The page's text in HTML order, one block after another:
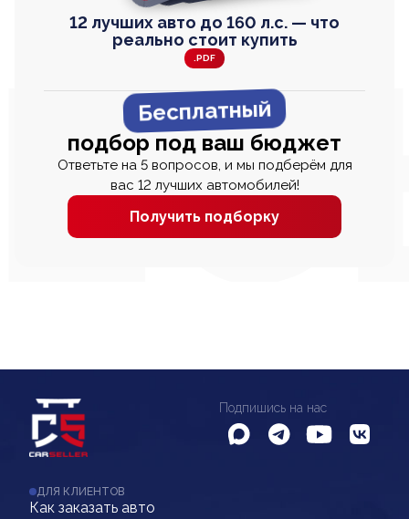
12 лучших авто до 160 л.с. — что
реально стоит купить
.PDF
Бесплатный
подбор под ваш бюджет
Ответьте на 5 вопросов, и мы подберём для
вас 12 лучших автомобилей!
Получить подборку
Подпишись на нас
ДЛЯ КЛИЕНТОВ
Как заказать авто